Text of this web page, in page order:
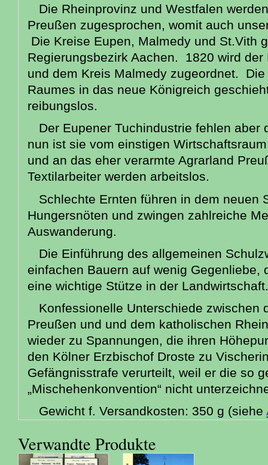
Die Rheinprovinz und Westfalen
Preußen zugesprochen, womit auch
Die Kreise Eupen, Malmedy und St.Vith
Regierungsbezirk Aachen. 1820 wird
und dem Kreis Malmedy zugeordnet.
Rau­mes in das neue Königreich
reibungslos.
Der Eupener Tuchindustrie fehlen aber
nun ist sie vom einstigen
und an das eher verarmte Agrarland
Textilarbeiter werden arbeitslos.
Schlechte Ernten führen in dem neuen
Hungersnöten und zwingen zahlreiche
Auswanderung.
Die Einführung des allgemeinen
einfachen Bauern auf wenig Gegenliebe,
eine wichtige Stütze in der
Konfessionelle Unterschiede zwischen
Preußen und und dem katholischen
wieder zu Spannungen, die ihren
den Kölner Erzbischof Droste zu
Gefängnisstrafe verurteilt, weil er die so
„Mischehenkonvention“ nicht
Gewicht f. Versandkosten: 350 g (siehe
Verwandte Produkte